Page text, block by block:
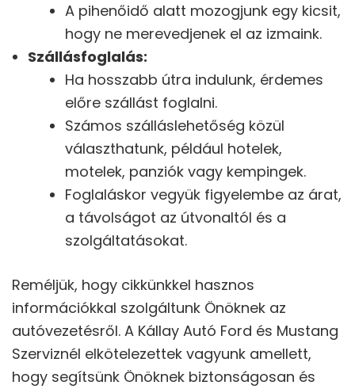
A pihenőidő alatt mozogjunk egy kicsit,
hogy ne merevedjenek el az izmaink.
Szállásfoglalás:
Ha hosszabb útra indulunk, érdemes
előre szállást foglalni.
Számos szálláslehetőség közül
választhatunk, például hotelek,
motelek, panziók vagy kempingek.
Foglaláskor vegyük figyelembe az árat,
a távolságot az útvonaltól és a
szolgáltatásokat.
Reméljük, hogy cikkünkkel hasznos
információkkal szolgáltunk Önöknek az
autóvezetésről. A Kállay Autó Ford és Mustang
Szerviznél elkötelezettek vagyunk amellett,
hogy segítsünk Önöknek biztonságosan és